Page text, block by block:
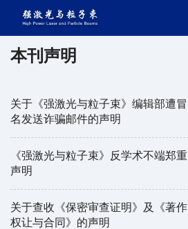
本刊声明
关于《强激光与粒子束》编辑部遭冒
名发送诈骗邮件的声明
《强激光与粒子束》反学术不端郑重
声明
关于查收《保密审查证明》及《著作
权让与合同》的声明